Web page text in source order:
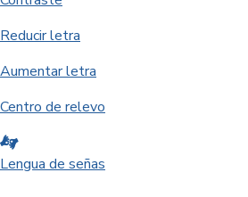
Reducir letra
Aumentar letra
Centro de relevo
Lengua de señas